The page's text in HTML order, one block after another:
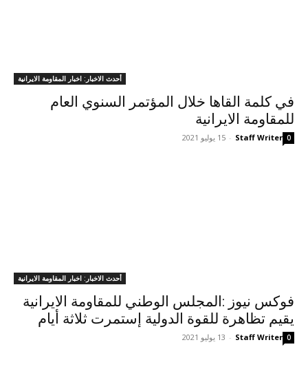
أحدث الاخبار: اخبار المقاومة الايرانية
في كلمة القاها خلال المؤتمر السنوي العام
للمقاومة الايرانية
Staff Writer
- 15 يوليو 2021 0
أحدث الاخبار: اخبار المقاومة الايرانية
فوكس نيوز :المجلس الوطني للمقاومة الايرانية
يقيم تظاهرة للقوة الدولية إستمرت ثلاثة أيام
Staff Writer
- 13 يوليو 2021 0